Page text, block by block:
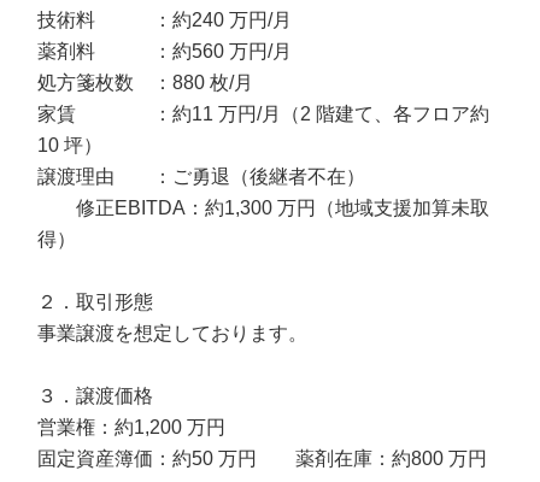
技術料 ：約240 万円/月
薬剤料 ：約560 万円/月
処方箋枚数 ：880 枚/月
家賃 ：約11 万円/月（2 階建て、各フロア約
10 坪）
譲渡理由 ：ご勇退（後継者不在）
修正EBITDA：約1,300 万円（地域支援加算未取
得）
２．取引形態
事業譲渡を想定しております。
３．譲渡価格
営業権：約1,200 万円
固定資産簿価：約50 万円 薬剤在庫：約800 万円